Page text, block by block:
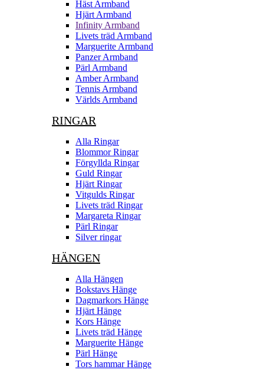
Häst Armband
Hjärt Armband
Infinity Armband
Livets träd Armband
Marguerite Armband
Panzer Armband
Pärl Armband
Amber Armband
Tennis Armband
Världs Armband
RINGAR
Alla Ringar
Blommor Ringar
Förgyllda Ringar
Guld Ringar
Hjärt Ringar
Vitgulds Ringar
Livets träd Ringar
Margareta Ringar
Pärl Ringar
Silver ringar
HÄNGEN
Alla Hängen
Bokstavs Hänge
Dagmarkors Hänge
Hjärt Hänge
Kors Hänge
Livets träd Hänge
Marguerite Hänge
Pärl Hänge
Tors hammar Hänge